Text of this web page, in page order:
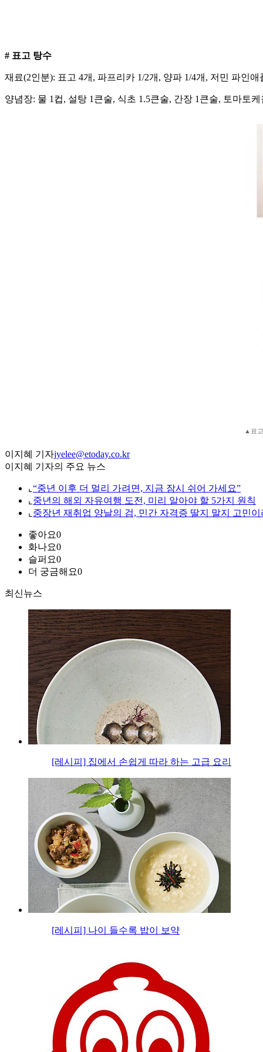
# 표고 탕수
재료(2인분): 표고 4개, 파프리카 1/2개, 양파 1/4개, 저민 파인
양념장: 물 1컵, 설탕 1큰술, 식초 1.5큰술, 간장 1큰술, 토마토
▲표
이지혜 기자jyelee@etoday.co.kr
이지혜 기자의 주요 뉴스
⌞ “중년 이후 더 멀리 가려면, 지금 잠시 쉬어 가세요”
⌞ 중년의 해외 자유여행 도전, 미리 알아야 할 5가지 원칙
⌞ 중장년 재취업 양날의 검, 민간 자격증 딸지 말지 고민이
좋아요0
화나요0
슬퍼요0
더 궁금해요0
최신뉴스
[레시피] 집에서 손쉽게 따라 하는 고급 요리
[레시피] 나이 들수록 밥이 보약